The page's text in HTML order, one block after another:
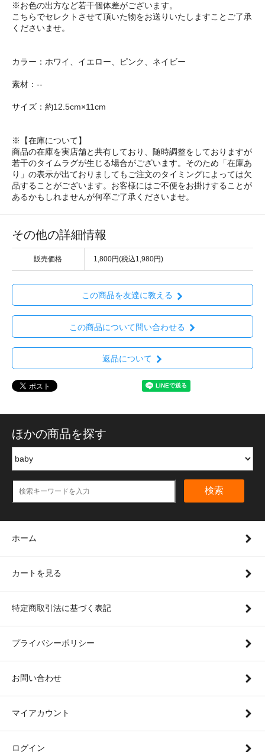
※お色の出方など若干個体差がございます。
こちらでセレクトさせて頂いた物をお送りいたしますことご了承
くださいませ。
カラー：ホワイ、イエロー、ピンク、ネイビー
素材：--
サイズ：約12.5cm×11cm
※【在庫について】
商品の在庫を実店舗と共有しており、随時調整をしておりますが
若干のタイムラグが生じる場合がございます。そのため「在庫あ
り」の表示が出ておりましてもご注文のタイミングによっては欠
品することがございます。お客様にはご不便をお掛けすることが
あるかもしれませんが何卒ご了承くださいませ。
その他の詳細情報
販売価格 1,800円(税込1,980円)
この商品を友達に教える
この商品について問い合わせる
返品について
ほかの商品を探す
検索
ホーム
カートを見る
特定商取引法に基づく表記
プライバシーポリシー
お問い合わせ
マイアカウント
ログイン